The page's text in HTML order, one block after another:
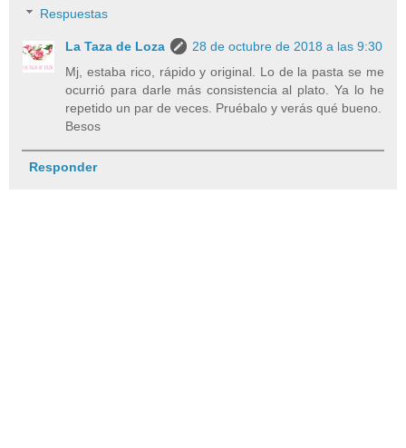
Respuestas
La Taza de Loza
28 de octubre de 2018 a las 9:30
Mj, estaba rico, rápido y original. Lo de la pasta se me
ocurrió para darle más consistencia al plato. Ya lo he
repetido un par de veces. Pruébalo y verás qué bueno.
Besos
Responder